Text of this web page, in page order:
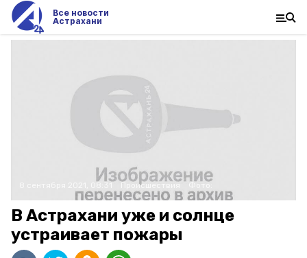
Все новости
Астрахани
8 сентября 2021, 08:31 Происшествия Фото:
В Астрахани уже и солнце
устраивает пожары